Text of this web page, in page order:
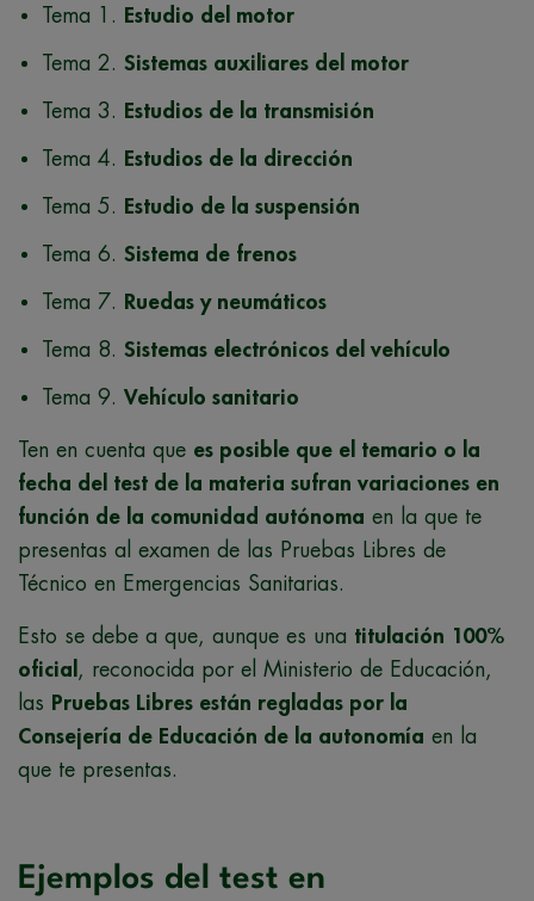
Tema 1. Estudio del motor
Tema 2. Sistemas auxiliares del motor
Tema 3. Estudios de la transmisión
Tema 4. Estudios de la dirección
Tema 5. Estudio de la suspensión
Tema 6. Sistema de frenos
Tema 7. Ruedas y neumáticos
Tema 8. Sistemas electrónicos del vehículo
Tema 9. Vehículo sanitario
Ten en cuenta que es posible que el temario o la
fecha del test de la materia sufran variaciones en
función de la comunidad autónoma en la que te
presentas al examen de las Pruebas Libres de
Técnico en Emergencias Sanitarias.
Esto se debe a que, aunque es una titulación 100%
oficial , reconocida por el Ministerio de Educación,
las Pruebas Libres están regladas por la
Consejería de Educación de la autonomía en la
que te presentas.
Ejemplos del test en